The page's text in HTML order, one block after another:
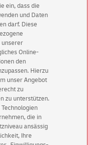
Mindestlohn und ein
ein, dass die
und Daten
darf. Diese
unserer
Online-
den
Hierzu
unser Angebot
zu
zu unterstützen.
die in
ansässig
Ihre